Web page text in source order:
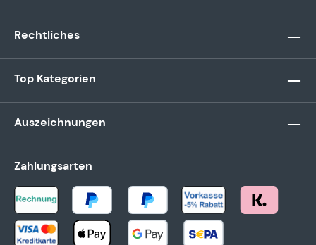
Rechtliches
Top Kategorien
Auszeichnungen
Zahlungsarten